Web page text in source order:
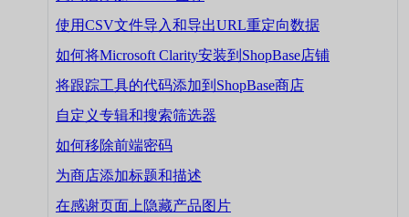
使用CSV文件导入和导出URL重定向数据
如何将Microsoft Clarity安装到ShopBase店铺
将跟踪工具的代码添加到ShopBase商店
自定义专辑和搜索筛选器
如何移除前端密码
为商店添加标题和描述
在感谢页面上隐藏产品图片